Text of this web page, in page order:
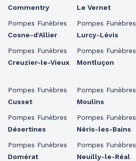
Commentry
Pompes Funèbres
Cosne-d'Allier
Pompes Funèbres
Creuzier-le-Vieux
Pompes Funèbres
Cusset
Pompes Funèbres
Désertines
Pompes Funèbres
Domérat
Le Vernet
Pompes Funèbres
Lurcy-Lévis
Pompes Funèbres
Montluçon
Pompes Funèbres
Moulins
Pompes Funèbres
Néris-les-Bains
Pompes Funèbres
Neuilly-le-Réal